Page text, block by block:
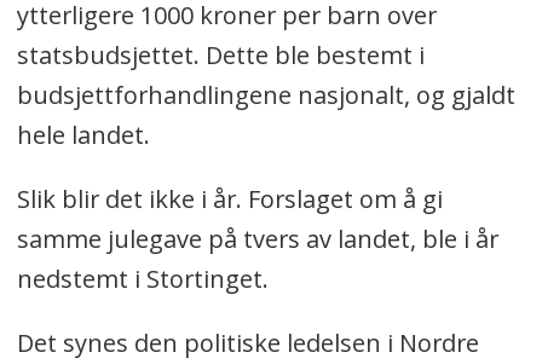
ytterligere 1000 kroner per barn over
statsbudsjettet. Dette ble bestemt i
budsjettforhandlingene nasjonalt, og gjaldt
hele landet.
Slik blir det ikke i år. Forslaget om å gi
samme julegave på tvers av landet, ble i år
nedstemt i Stortinget.
Det synes den politiske ledelsen i Nordre